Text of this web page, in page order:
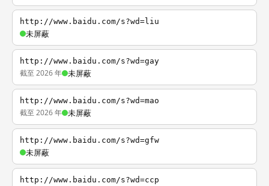
http://www.baidu.com/s?wd=liu
未屏蔽
http://www.baidu.com/s?wd=gay
截至 2026 年 未屏蔽
http://www.baidu.com/s?wd=mao
截至 2026 年 未屏蔽
http://www.baidu.com/s?wd=gfw
未屏蔽
http://www.baidu.com/s?wd=ccp